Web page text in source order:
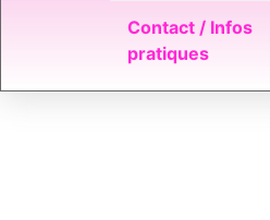
Contact / Infos
pratiques